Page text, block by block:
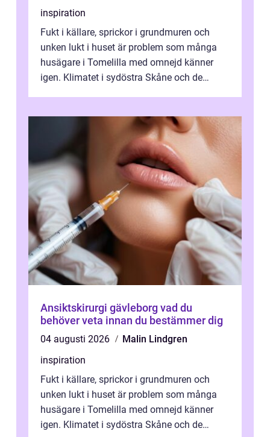
inspiration
Fukt i källare, sprickor i grundmuren och
unken lukt i huset är problem som många
husägare i Tomelilla med omnejd känner
igen. Klimatet i sydöstra Skåne och de
Ansiktskirurgi gävleborg vad du
behöver veta innan du bestämmer dig
04 augusti 2026
Malin Lindgren
inspiration
Fukt i källare, sprickor i grundmuren och
unken lukt i huset är problem som många
husägare i Tomelilla med omnejd känner
igen. Klimatet i sydöstra Skåne och de